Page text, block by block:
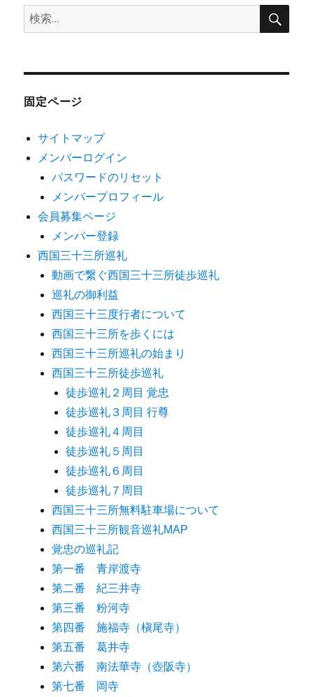
検
索:
検
固定ページ
サイトマップ
メンバーログイン
パスワードのリセット
メンバープロフィール
会員募集ページ
メンバー登録
西国三十三所巡礼
動画で繋ぐ西国三十三所徒歩巡礼
巡礼の御利益
西国三十三度行者について
西国三十三所を歩くには
西国三十三所巡礼の始まり
西国三十三所徒歩巡礼
徒歩巡礼２周目 覚忠
徒歩巡礼３周目 行尊
徒歩巡礼４周目
徒歩巡礼５周目
徒歩巡礼６周目
徒歩巡礼７周目
西国三十三所無料駐車場について
西国三十三所観音巡礼MAP
覚忠の巡礼記
第一番 青岸渡寺
第二番 紀三井寺
第三番 粉河寺
第四番 施福寺（槇尾寺）
第五番 葛井寺
第六番 南法華寺（壺阪寺）
第七番 岡寺